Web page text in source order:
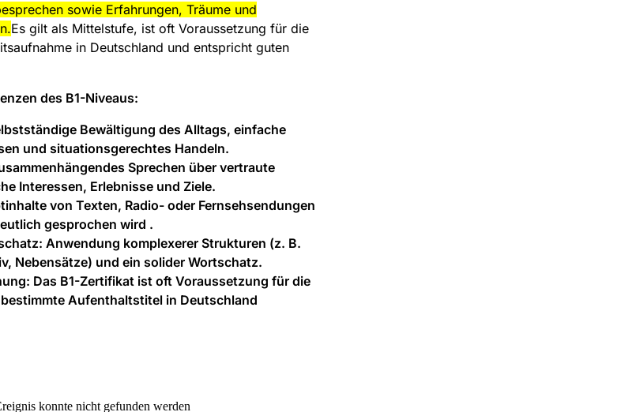
sowie Erfahrungen, Träume und
Es gilt als Mittelstufe, ist oft Voraussetzung für die
in Deutschland und entspricht guten
des B1-Niveaus:
Bewältigung des Alltags, einfache
und situationsgerechtes Handeln.
Sprechen über vertraute
Interessen, Erlebnisse und Ziele.
von Texten, Radio- oder Fernsehsendungen
gesprochen wird .
Anwendung komplexerer Strukturen (z. B.
Nebensätze) und ein solider Wortschatz.
Das B1-Zertifikat ist oft Voraussetzung für die
Aufenthaltstitel in Deutschland